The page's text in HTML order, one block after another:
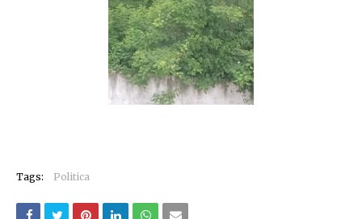
Tags: Politica